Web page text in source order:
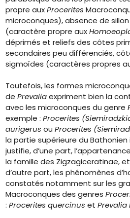
propre auxProcerites
microconques), absence de
(caractère propre aux
déprimés et reliefs des côtes
secondaires peu différenciés,
sigmoïdes (caractères propres
Toutefois, les formes
dePrevaliaexpriment bien la
avec les microconques du genre
exemple :Procerites
aurigerus ouProcerites
la partie supérieure du Bathonien
justifie, d’une part,
la famille des Zigzagiceratinae,
d’autre part, les phénomènes
constatés notamment sur les
Macroconques des genres
:Procerites quercinus etPrevalia